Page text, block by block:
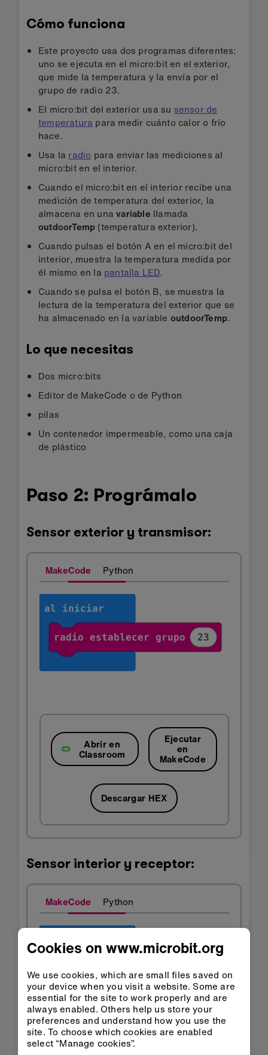
Cómo funciona
Este proyecto usa dos programas diferentes:
uno se ejecuta en el micro:bit en el exterior,
que mide la temperatura y la envía por el
grupo de radio 23.
El micro:bit del exterior usa su sensor de
temperatura para medir cuánto calor o frío
hace.
Usa la radio para enviar las mediciones al
micro:bit en el interior.
Cuando el micro:bit en el interior recibe una
medición de temperatura del exterior, la
almacena en unavariable llamada
outdoorTemp (temperatura exterior).
Cuando pulsas el botón A en el micro:bit del
interior, muestra la temperatura medida por
él mismo en la pantalla LED.
Cuando se pulsa el botón B, se muestra la
lectura de la temperatura del exterior que se
ha almacenado en la variable outdoorTemp.
Lo que necesitas
Dos micro:bits
Editor de MakeCode o de Python
pilas
Un contenedor impermeable, como una caja
de plástico
Paso 2: Prográmalo
Sensor exterior y transmisor:
MakeCode Python
Abrir en
Classroom
Ejecutar
en
MakeCode
Descargar HEX
Sensor interior y receptor:
MakeCode Python
Cookies on www.microbit.org
We use cookies, which are small files saved on
your device when you visit a website. Some are
essential for the site to work properly and are
always enabled. Others help us store your
preferences and understand how you use the
site. To choose which cookies are enabled
select “Manage cookies”.